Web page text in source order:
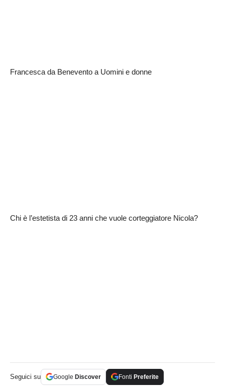
Francesca da Benevento a Uomini e donne
Chi è l’estetista di 23 anni che vuole corteggiatore Nicola?
Seguici su Google Discover Fonti Preferite